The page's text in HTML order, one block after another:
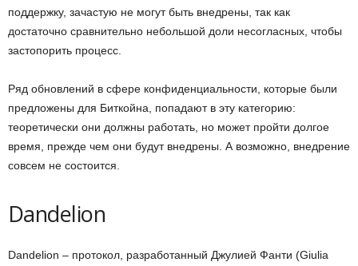
поддержку, зачастую не могут быть внедрены, так как
достаточно сравнительно небольшой доли несогласных, чтобы
застопорить процесс.
Ряд обновлений в сфере конфиденциальности, которые были
предложены для Биткойна, попадают в эту категорию:
теоретически они должны работать, но может пройти долгое
время, прежде чем они будут внедрены. А возможно, внедрение
совсем не состоится.
Dandelion
Dandelion – протокол, разработанный Джулией Фанти (Giulia